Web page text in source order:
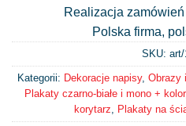
Realizacja
Polska firma,
SKU: art/
Kategorii: Dekoracje napisy, Obrazy
Plakaty czarno-białe i mono + kolor,
korytarz
Plakaty na